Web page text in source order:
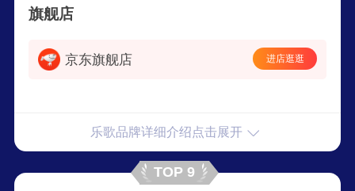
旗舰店
京东旗舰店 进店逛逛
乐歌品牌详细介绍点击展开
TOP 9